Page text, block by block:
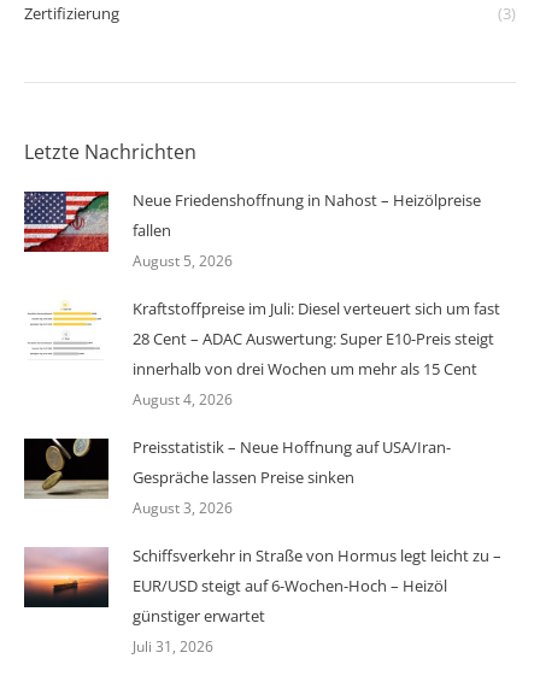
Zertifizierung
(3)
Letzte Nachrichten
Neue Friedenshoffnung in Nahost – Heizölpreise
fallen
August 5, 2026
Kraftstoffpreise im Juli: Diesel verteuert sich um fast
28 Cent – ADAC Auswertung: Super E10-Preis steigt
innerhalb von drei Wochen um mehr als 15 Cent
August 4, 2026
Preisstatistik – Neue Hoffnung auf USA/Iran-
Gespräche lassen Preise sinken
August 3, 2026
Schiffsverkehr in Straße von Hormus legt leicht zu –
EUR/USD steigt auf 6-Wochen-Hoch – Heizöl
günstiger erwartet
Juli 31, 2026